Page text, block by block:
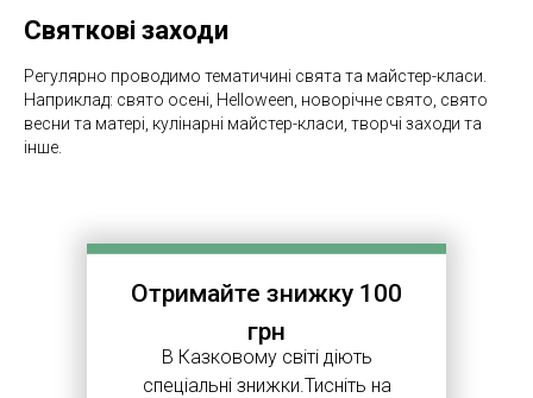
Святкові заходи
Регулярно проводимо тематичині свята та майстер-класи.
Наприклад: свято осені, Helloween, новорічне свято, свято
весни та матері, кулінарні майстер-класи, творчі заходи та
інше.
Отримайте знижку 100
грн
В Казковому світі діють
спеціальні знижки.Тисніть на